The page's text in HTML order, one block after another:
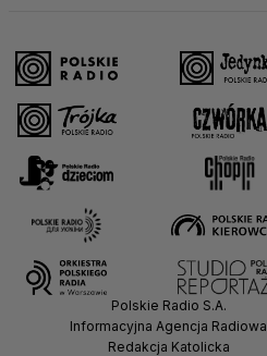
Polskie Radio S.A.
Informacyjna Agencja Radiowa
Redakcja Katolicka